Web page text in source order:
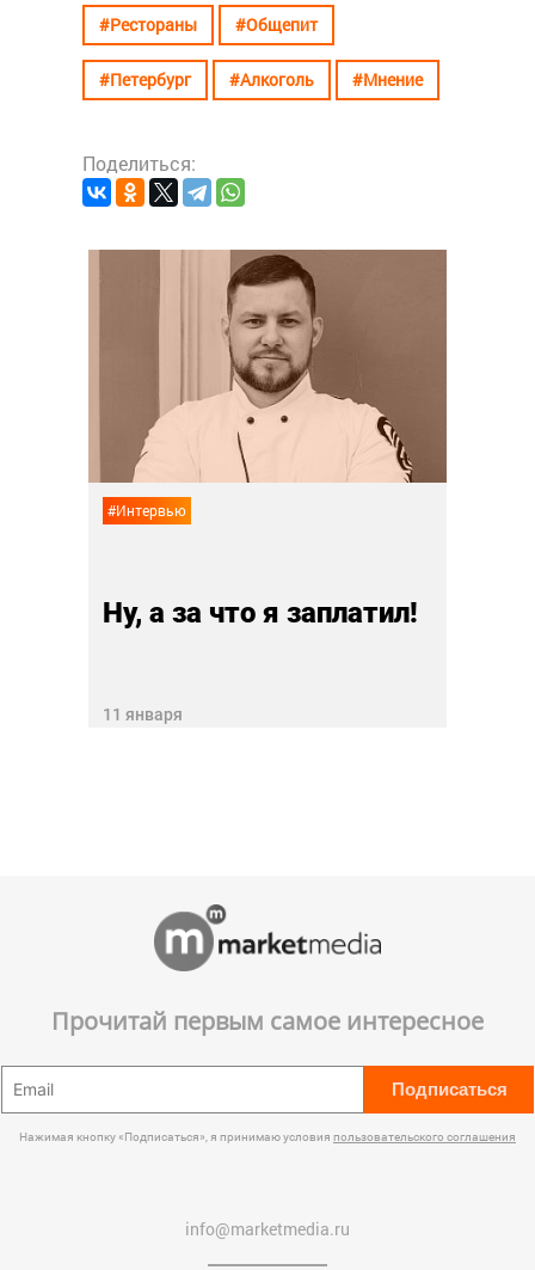
#Рестораны #Общепит
#Петербург #Алкоголь #Мнение
Поделиться:
#Интервью
Ну, а за что я заплатил!
11 января
Прочитай первым самое интересное
Подписаться
Нажимая кнопку «Подписаться», я принимаю условия пользовательского соглашения
info@marketmedia.ru